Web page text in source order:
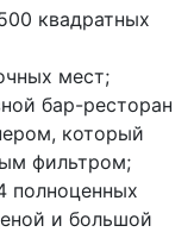
квадратных
мест;
бар-ресторан
который
фильтром;
полноценных
и большой